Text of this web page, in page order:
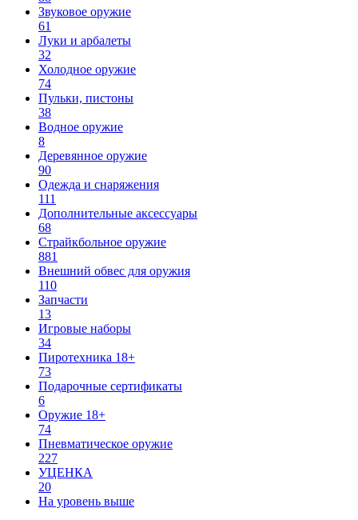
Звуковое оружие
61
Луки и арбалеты
32
Холодное оружие
74
Пульки, пистоны
38
Водное оружие
8
Деревянное оружие
90
Одежда и снаряжения
111
Дополнительные аксессуары
68
Страйкбольное оружие
881
Внешний обвес для оружия
110
Запчасти
13
Игровые наборы
34
Пиротехника 18+
73
Подарочные сертификаты
6
Оружие 18+
74
Пневматическое оружие
227
УЦЕНКА
20
На уровень выше